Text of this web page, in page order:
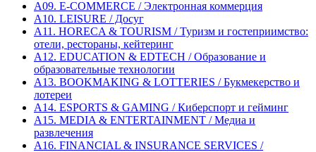
A09. E-COMMERCE / Электронная коммерция
A10. LEISURE / Досуг
A11. HORECA & TOURISM / Туризм и гостеприимство:
отели, рестораны, кейтеринг
A12. EDUCATION & EDTECH / Образование и
образовательные технологии
A13. BOOKMAKING & LOTTERIES / Букмекерство и
лотереи
A14. ESPORTS & GAMING / Киберспорт и гейминг
A15. MEDIA & ENTERTAINMENT / Медиа и
развлечения
A16. FINANCIAL & INSURANCE SERVICES /